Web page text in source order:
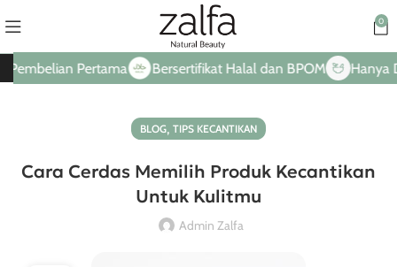
0
Pertama Bersertifikat Halal dan BPOM Hanya Dari
BLOG, TIPS KECANTIKAN
Cara Cerdas Memilih Produk Kecantikan
Untuk Kulitmu
Admin Zalfa